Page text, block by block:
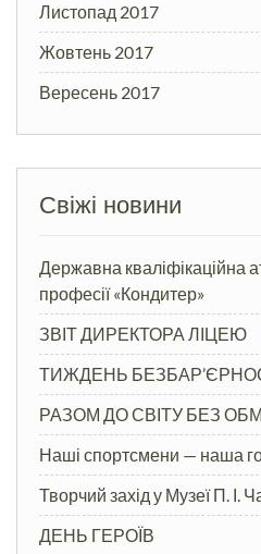
Листопад 2017
Жовтень 2017
Вересень 2017
Свіжі новини
Державна кваліфікаційна
професії «Кондитер»
ЗВІТ ДИРЕКТОРА ЛІЦЕЮ
ТИЖДЕНЬ
РАЗОМ ДО СВІТУ БЕЗ
Наші спортсмени — наша
Творчий захід у Музеї П. І.
ДЕНЬ ГЕРОЇВ